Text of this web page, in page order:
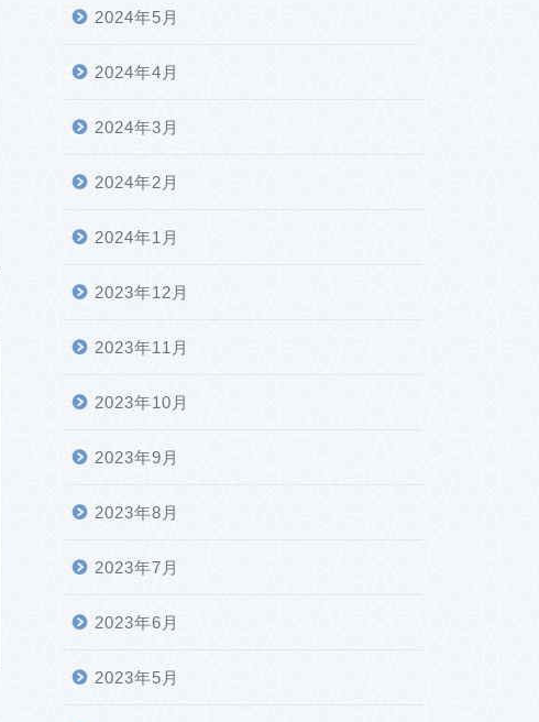
2024年5月
2024年4月
2024年3月
2024年2月
2024年1月
2023年12月
2023年11月
2023年10月
2023年9月
2023年8月
2023年7月
2023年6月
2023年5月